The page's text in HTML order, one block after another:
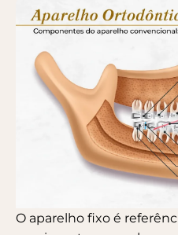
O aparelho fixo é